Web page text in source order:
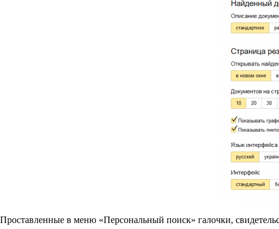
Проставленные в меню «Персональный поиск» галочки,